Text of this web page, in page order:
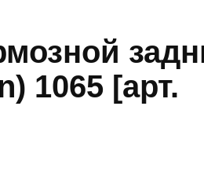
1065 [арт.